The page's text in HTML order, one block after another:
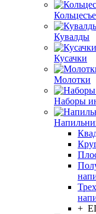
Кувалды
Кусачки
Молотки
Наборы
+